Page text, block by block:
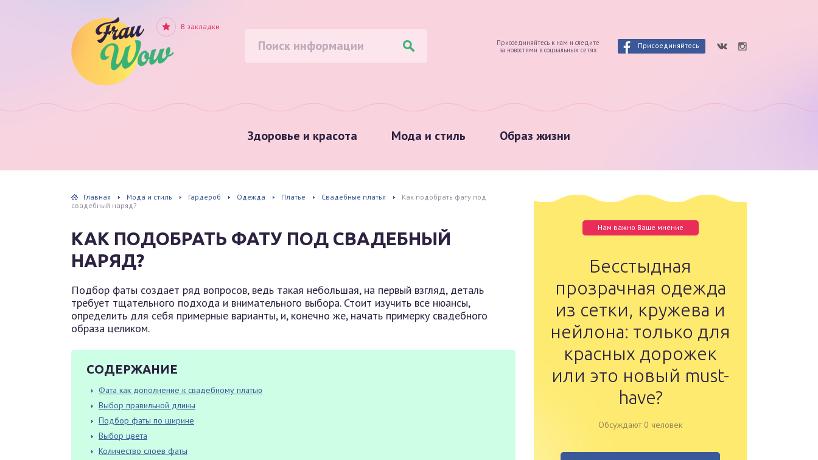
Здоровье и красота Мода и стиль Образ жизни
Присоединяйтесь к нам и следите
за новостями в социальных сетях
Присоединяйтесь
В закладки
Главная Мода и стиль Гардероб Одежда Платье Свадебные платья
Как подобрать фату под
свадебный наряд?
КАК ПОДОБРАТЬ ФАТУ ПОД СВАДЕБНЫЙ
НАРЯД?
Подбор фаты создает ряд вопросов, ведь такая небольшая, на первый взгляд, деталь
требует тщательного подхода и внимательного выбора. Стоит изучить все нюансы,
определить для себя примерные варианты, и, конечно же, начать примерку свадебного
образа целиком.
СОДЕРЖАНИЕ
Фата как дополнение к свадебному платью
Выбор правильной длины
Подбор фаты по ширине
Выбор цвета
Количество слоев фаты
Нам важно Ваше мнение
Бесстыдная
прозрачная одежда
из сетки, кружева и
нейлона: только для
красных дорожек
или это новый must-
have?
Обсуждают 0 человек